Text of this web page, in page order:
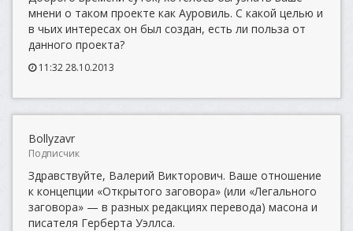
мнени о таком проекте как Ауровиль. С какой целью и
в чьих интересах он был создан, есть ли польза от
данного проекта?
11:32 28.10.2013
Bollyzavr
Подписчик
Здравствуйте, Валерий Викторович. Ваше отношение
к концепции «Открытого заговора» (или «Легального
заговора» — в разных редакциях перевода) масона и
писателя Герберта Уэллса.